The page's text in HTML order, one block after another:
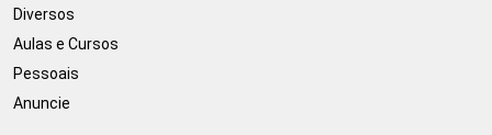
Diversos
Aulas e Cursos
Pessoais
Anuncie